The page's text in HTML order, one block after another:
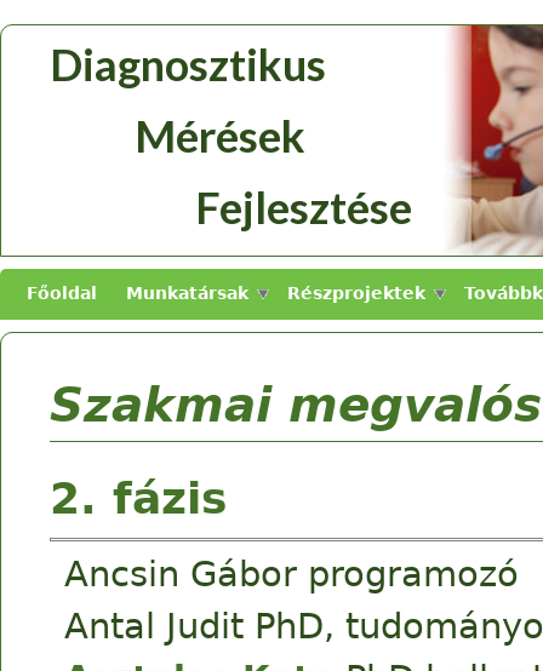
Skip to main content
Mérések
Diagnosztikus
Mérések
Fejlesztése
Főoldal Munkatársak Részprojektek
Szakmai
2. fázis
Ancsin Gábor programozó
Antal Judit PhD,